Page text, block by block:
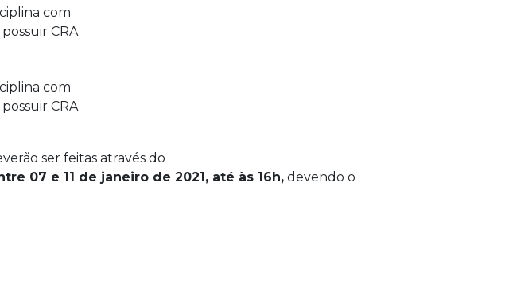
com
CRA
com
CRA
ser feitas através do
07 e 11 de janeiro de 2021, até às 16h, devendo o